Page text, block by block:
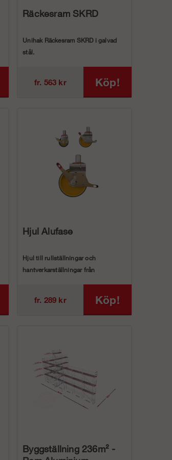
Räckesram SKRD
Unihak Räckesram SKRD i galvad
stål.
fr. 563 kr Köp!
Hjul Alufase
Hjul till rullställningar och
hantverkarställningar från
fr. 289 kr Köp!
Byggställning 236m² -